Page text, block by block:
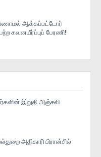
ஆக்கப்பட்டோர்
கவனயீர்ப்புப் பேரணி!
இறுதி அஞ்சலி
அதிகாரி பிரான்சில்